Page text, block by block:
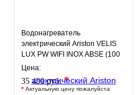
Водонагреватель
электрический Ariston VELIS
LUX PW WIFI INOX ABSE (100
л.) настенный, нерж. сталь,
Цена:
35 490 руб.*
* Актуальную цену пожалуйста